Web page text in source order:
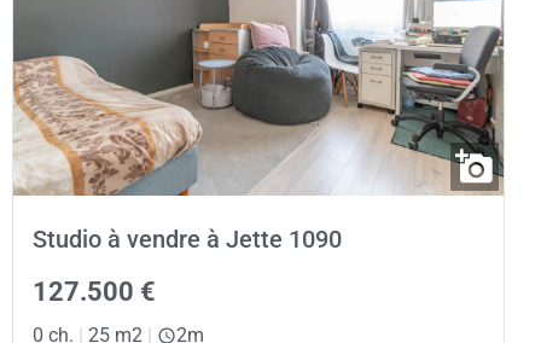
Studio à vendre à Jette 1090
127.500 €
0 ch. 25 m2 2m